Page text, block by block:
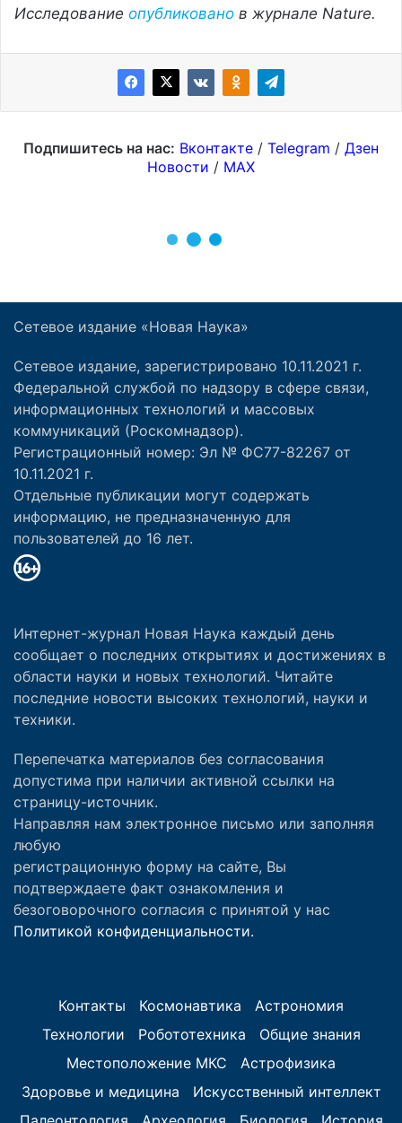
Сетевое издание «Новая Наука»
Сетевое издание, зарегистрировано 10.11.2021 г.
Федеральной службой по надзору в сфере связи,
информационных технологий и массовых
коммуникаций (Роскомнадзор).
Регистрационный номер: Эл № ФС77-82267 от
10.11.2021 г.
Отдельные публикации могут содержать
информацию, не предназначенную для
пользователей до 16 лет.
Интернет-журнал Новая Наука каждый день
сообщает о последних открытиях и достижениях в
области науки и новых технологий. Читайте
последние новости высоких технологий, науки и
техники.
Перепечатка материалов без согласования
допустима при наличии активной ссылки на
страницу-источник.
Направляя нам электронное письмо или заполняя
любую
регистрационную форму на сайте, Вы
подтверждаете факт ознакомления и
безоговорочного согласия с принятой у нас
Политикой конфиденциальности.
Контакты Космонавтика
Астрономия
Технологии
Робототехника
Общие знания
Местоположение МКС
Астрофизика
Здоровье и медицина
Искусственный интеллект